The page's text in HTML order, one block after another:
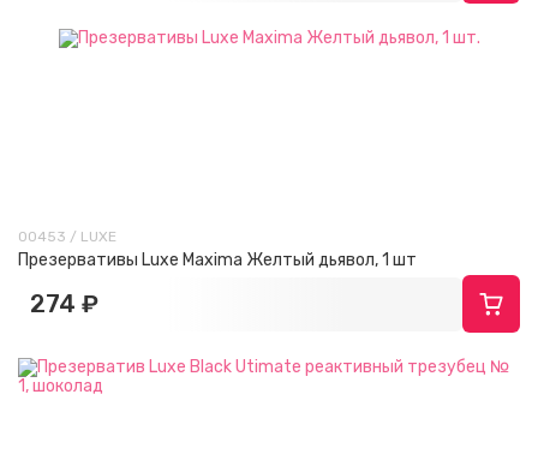
00453 / LUXE
Презервативы Luxe Maxima Желтый дьявол, 1 шт
274 ₽